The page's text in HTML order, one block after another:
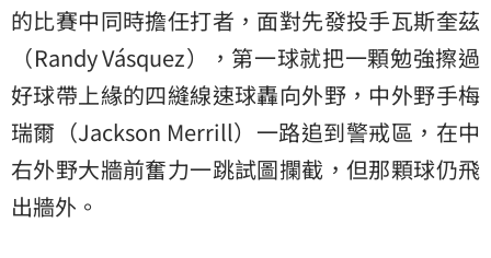
的比賽中同時擔任打者，面對先發投手瓦斯奎茲
（Randy Vásquez），第一球就把一顆勉強擦過
好球帶上緣的四縫線速球轟向外野，中外野手梅
瑞爾（Jackson Merrill）一路追到警戒區，在中
右外野大牆前奮力一跳試圖攔截，但那顆球仍飛
出牆外。